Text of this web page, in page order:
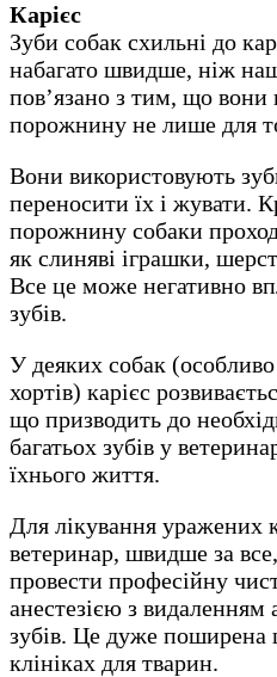
Карієс
Зуби собак схильні до
набагато швидше, ніж
пов’язано з тим, що вони
порожнину не лише для
Вони використовують
переносити їх і жувати.
порожнину собаки
як слиняві іграшки,
Все це може негативно
зубів.
У деяких собак
хортів) карієс
що призводить до
багатьох зубів у
їхнього життя.
Для лікування уражених
ветеринар, швидше за
провести професійну
анестезією з
зубів. Це дуже поширена
клініках для тварин.